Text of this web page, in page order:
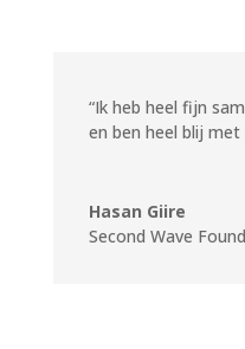
“Ik heb heel fijn
en ben heel blij
Hasan Giire
Second Wave